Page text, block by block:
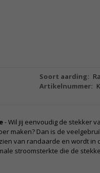
Soort aarding:
Artikelnummer:
- Wil jij eenvoudig de stekker
maken? Dan is de
van randaarde en wordt in
stroomsterkte die de